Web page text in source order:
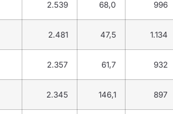
2.539 68,0 996
2.481 47,5 1.134
2.357 61,7 932
2.345 146,1 897